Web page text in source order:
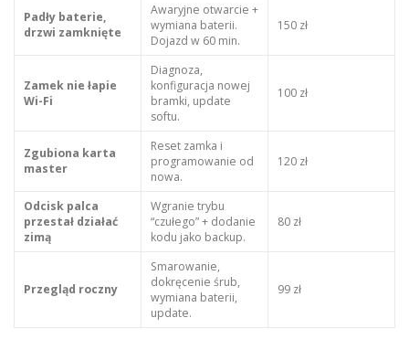
Padły baterie,
drzwi zamknięte
Awaryjne otwarcie +
wymiana baterii.
Dojazd w 60 min.
150 zł
Zamek nie łapie
Wi-Fi
Diagnoza,
konfiguracja nowej
bramki, update
softu.
100 zł
Zgubiona karta
master
Reset zamka i
programowanie od
nowa.
120 zł
Odcisk palca
przestał działać
zimą
Wgranie trybu
“czułego” + dodanie
kodu jako backup.
80 zł
Przegląd roczny
Smarowanie,
dokręcenie śrub,
wymiana baterii,
update.
99 zł